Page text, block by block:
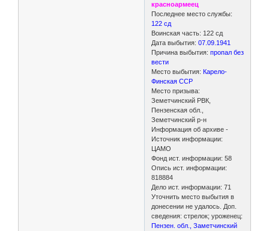
красноармеец
Последнее место службы:
122 сд
Воинская часть: 122 сд
Дата выбытия: 07.09.1941
Причина выбытия:пропал без
вести
Место выбытия: Карело-
Финская ССР
Место призыва:
Земетчинский РВК,
Пензенская обл.,
Земетчинский р-н
Информация об архиве -
Источник информации:
ЦАМО
Фонд ист. информации: 58
Опись ист. информации:
818884
Дело ист. информации: 71
Уточнить место выбытия в
донесении не удалось. Доп.
сведения: стрелок; уроженец:
Пензен. обл., Заметчинский